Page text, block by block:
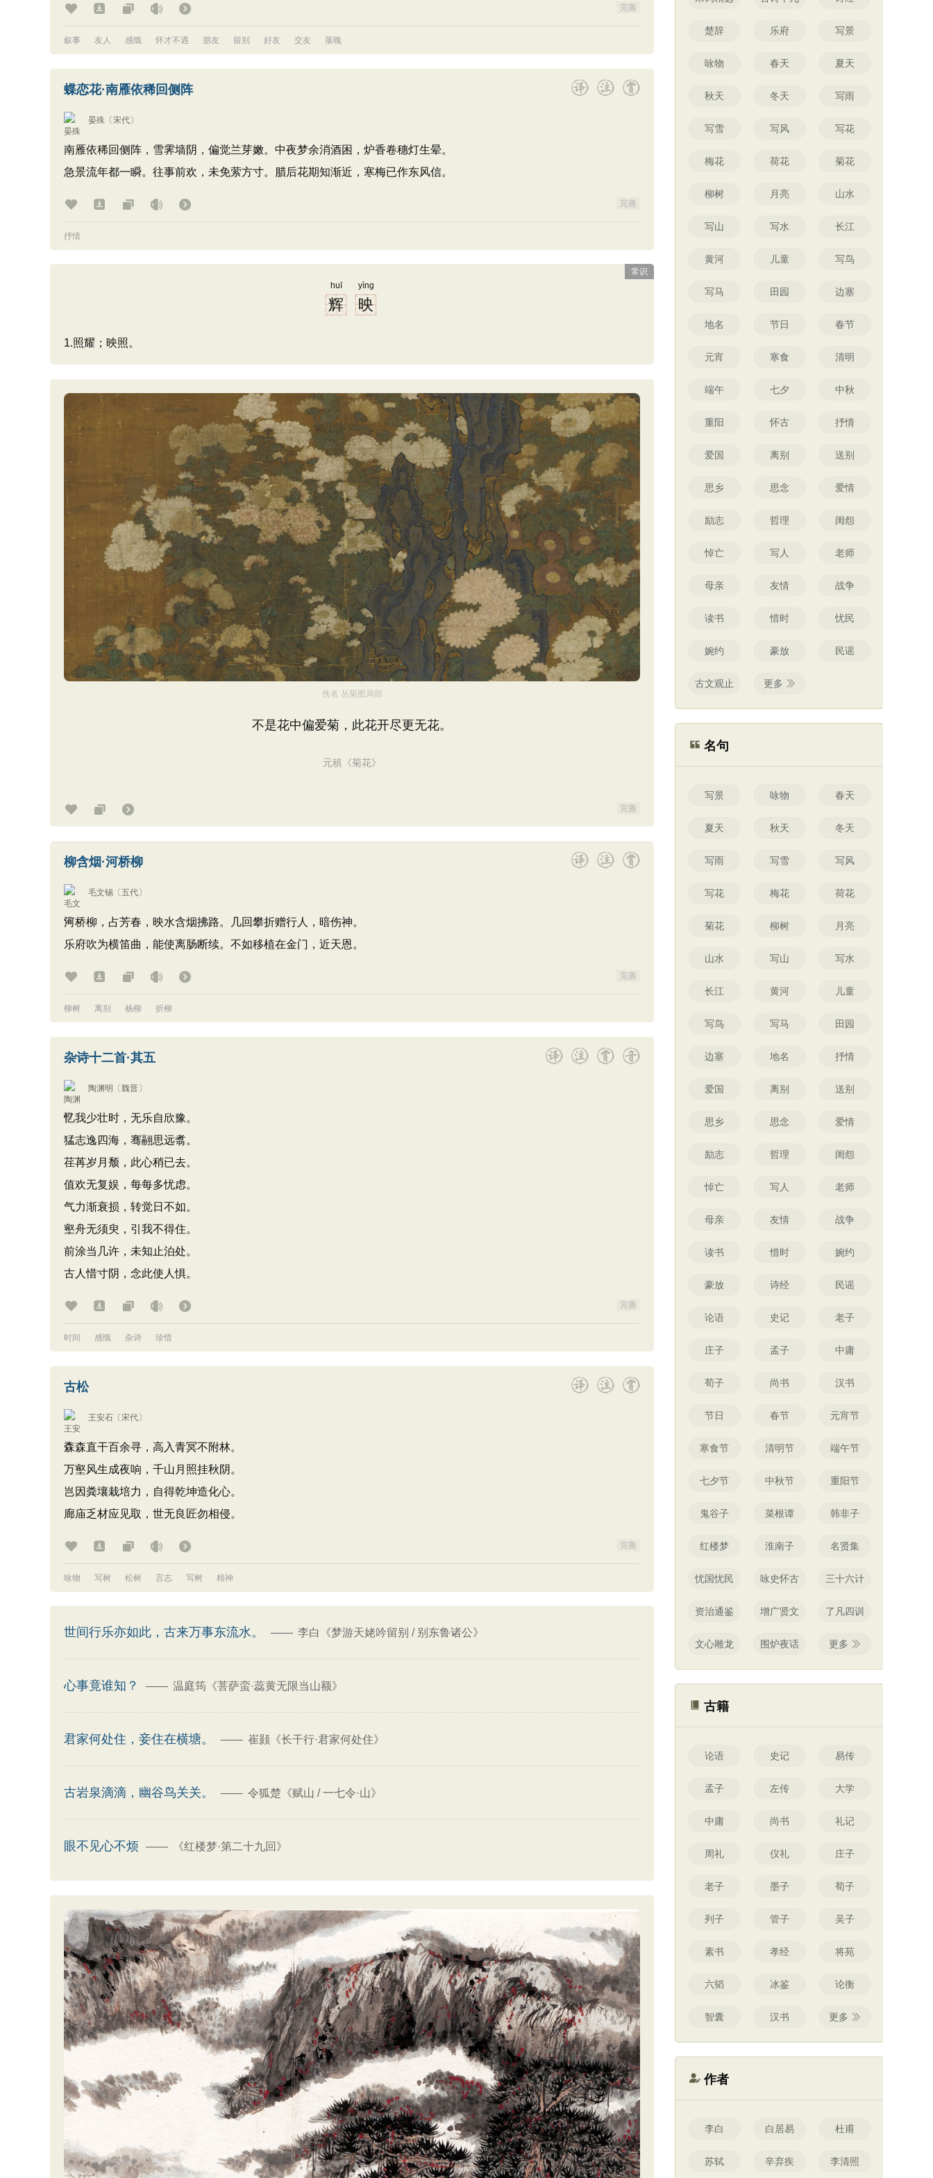
完善
叙事 友人 感慨 怀才不遇 朋友 留别 好友 交友 落魄
蝶恋花·南雁依稀回侧阵
晏殊 〔宋代〕
南雁依稀回侧阵，雪霁墙阴，偏觉兰芽嫩。中夜梦余消酒困，炉香卷穗灯生晕。
急景流年都一瞬。往事前欢，未免萦方寸。腊后花期知渐近，寒梅已作东风信。
完善
抒情
常识
huī
辉
yìng
映
1.照耀；映照。
佚名 丛菊图局部
不是花中偏爱菊，此花开尽更无花。
元稹《菊花》
完善
柳含烟·河桥柳
毛文锡 〔五代〕
河桥柳，占芳春，映水含烟拂路。几回攀折赠行人，暗伤神。
乐府吹为横笛曲，能使离肠断续。不如移植在金门，近天恩。
完善
柳树 离别 杨柳 折柳
杂诗十二首·其五
陶渊明 〔魏晋〕
忆我少壮时，无乐自欣豫。
猛志逸四海，骞翮思远翥。
荏苒岁月颓，此心稍已去。
值欢无复娱，每每多忧虑。
气力渐衰损，转觉日不如。
壑舟无须臾，引我不得住。
前涂当几许，未知止泊处。
古人惜寸阴，念此使人惧。
完善
时间 感慨 杂诗 珍惜
古松
王安石 〔宋代〕
森森直干百余寻，高入青冥不附林。
万壑风生成夜响，千山月照挂秋阴。
岂因粪壤栽培力，自得乾坤造化心。
廊庙乏材应见取，世无良匠勿相侵。
完善
咏物 写树 松树 言志 写树 精神
世间行乐亦如此，古来万事东流水。 —— 李白《梦游天姥吟留别 / 别东鲁诸公》
心事竟谁知？ —— 温庭筠《菩萨蛮·蕊黄无限当山额》
君家何处住，妾住在横塘。 —— 崔颢《长干行·君家何处住》
古岩泉滴滴，幽谷鸟关关。 —— 令狐楚《赋山 / 一七令·山》
眼不见心不烦 —— 《红楼梦·第二十九回》
楚辞 乐府 写景
咏物 春天 夏天
秋天 冬天 写雨
写雪 写风 写花
梅花 荷花 菊花
柳树 月亮 山水
写山 写水 长江
黄河 儿童 写鸟
写马 田园 边塞
地名 节日 春节
元宵 寒食 清明
端午 七夕 中秋
重阳 怀古 抒情
爱国 离别 送别
思乡 思念 爱情
励志 哲理 闺怨
悼亡 写人 老师
母亲 友情 战争
读书 惜时 忧民
婉约 豪放 民谣
古文观止 更多
名句
写景 咏物 春天
夏天 秋天 冬天
写雨 写雪 写风
写花 梅花 荷花
菊花 柳树 月亮
山水 写山 写水
长江 黄河 儿童
写鸟 写马 田园
边塞 地名 抒情
爱国 离别 送别
思乡 思念 爱情
励志 哲理 闺怨
悼亡 写人 老师
母亲 友情 战争
读书 惜时 婉约
豪放 诗经 民谣
论语 史记 老子
庄子 孟子 中庸
荀子 尚书 汉书
节日 春节 元宵节
寒食节 清明节 端午节
七夕节 中秋节 重阳节
鬼谷子 菜根谭 韩非子
红楼梦 淮南子 名贤集
忧国忧民 咏史怀古 三十六计
资治通鉴 增广贤文 了凡四训
文心雕龙 围炉夜话 更多
古籍
论语 史记 易传
孟子 左传 大学
中庸 尚书 礼记
周礼 仪礼 庄子
老子 墨子 荀子
列子 管子 吴子
素书 孝经 将苑
六韬 冰鉴 论衡
智囊 汉书 更多
作者
李白 白居易 杜甫
苏轼 辛弃疾 李清照